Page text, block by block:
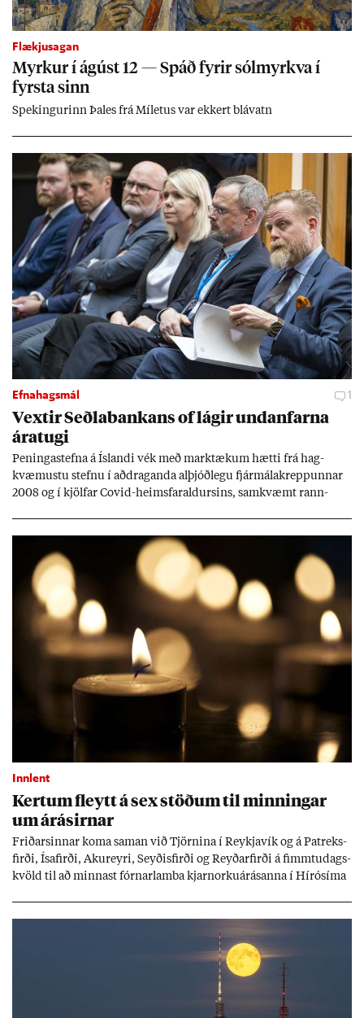
Flækjusagan
Myrk­ur í ág­úst 12 — Spáð fyr­ir sól­myrkva í
fyrsta sinn
Spek­ing­ur­inn Þa­les frá Míletus var ekk­ert blá­vatn
Efnahagsmál 1
Vext­ir Seðla­bank­ans of lág­ir und­an­farna
ára­tugi
Pen­inga­stefna á Ís­landi vék með mark­tæk­um hætti frá hag­
kvæm­ustu stefnu í að­drag­anda al­þjóð­legu fjár­málakrepp­unn­ar
2008 og í kjöl­far Covid-heims­far­ald­urs­ins, sam­kvæmt rann­
Innlent
Kert­um fleytt á sex stöð­um til minn­ing­ar
um árás­irn­ar
Frið­arsinn­ar koma sam­an við Tjörn­ina í Reykja­vík og á Pat­reks­
firði, Ísa­firði, Ak­ur­eyri, Seyð­is­firði og Reyð­ar­firði á fimmtu­dags­
kvöld til að minn­ast fórn­ar­lamba kjarn­orku­árás­anna í Hírósíma